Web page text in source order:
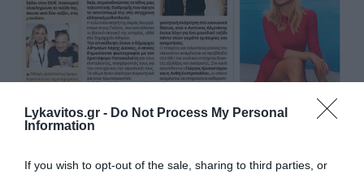
Lykavitos.gr - Do Not Process My Personal
Information
If you wish to opt-out of the sale, sharing to third parties, or